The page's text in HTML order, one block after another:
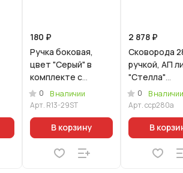
180 ₽
Ручка боковая,
цвет "Серый" в
комплекте с
винтом
0
В наличии
Арт. R13-29ST
В корзину
2 878 ₽
Сковорода
ручкой, АП
"Стелла"
(ристретто)
0
В наличии
Арт.сср280а
В